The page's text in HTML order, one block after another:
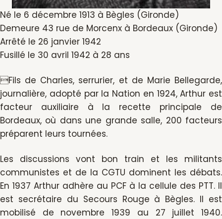
Né le 6 décembre 1913 à Bègles (Gironde)
Demeure 43 rue de Morcenx à Bordeaux (Gironde)
Arrêté le 26 janvier 1942
Fusillé le 30 avril 1942 à 28 ans
Fils de Charles, serrurier, et de Marie Bellegarde,
journalière, adopté par la Nation en 1924, Arthur est
facteur auxiliaire à la recette principale de
Bordeaux, où dans une grande salle, 200 facteurs
préparent leurs tournées.
Les discussions vont bon train et les militants
communistes et de la CGTU dominent les débats.
En 1937 Arthur adhère au PCF à la cellule des PTT. Il
est secrétaire du Secours Rouge à Bègles. Il est
mobilisé de novembre 1939 au 27 juillet 1940.